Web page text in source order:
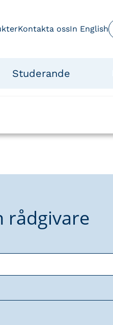
Kontakta ossIn English
Studerande
rådgivare